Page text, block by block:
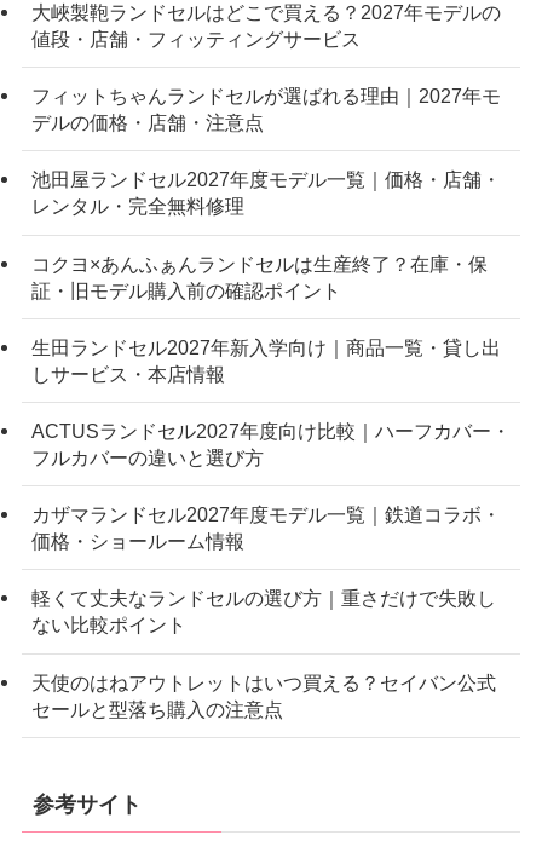
大峽製鞄ランドセルはどこで買える？2027年モデルの
値段・店舗・フィッティングサービス
フィットちゃんランドセルが選ばれる理由｜2027年モ
デルの価格・店舗・注意点
池田屋ランドセル2027年度モデル一覧｜価格・店舗・
レンタル・完全無料修理
コクヨ×あんふぁんランドセルは生産終了？在庫・保
証・旧モデル購入前の確認ポイント
生田ランドセル2027年新入学向け｜商品一覧・貸し出
しサービス・本店情報
ACTUSランドセル2027年度向け比較｜ハーフカバー・
フルカバーの違いと選び方
カザマランドセル2027年度モデル一覧｜鉄道コラボ・
価格・ショールーム情報
軽くて丈夫なランドセルの選び方｜重さだけで失敗し
ない比較ポイント
天使のはねアウトレットはいつ買える？セイバン公式
セールと型落ち購入の注意点
参考サイト